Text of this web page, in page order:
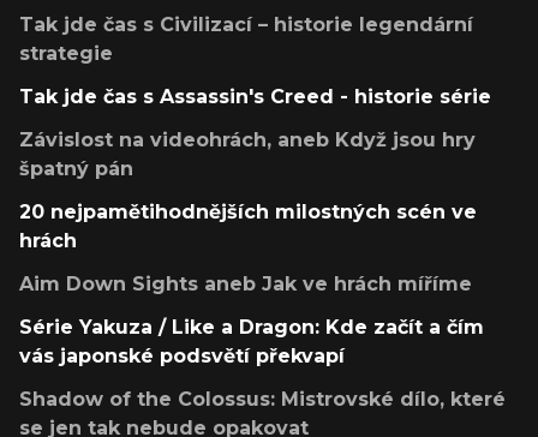
Tak jde čas s Civilizací – historie legendární
strategie
Tak jde čas s Assassin's Creed - historie série
Závislost na videohrách, aneb Když jsou hry
špatný pán
20 nejpamětihodnějších milostných scén ve
hrách
Aim Down Sights aneb Jak ve hrách míříme
Série Yakuza / Like a Dragon: Kde začít a čím
vás japonské podsvětí překvapí
Shadow of the Colossus: Mistrovské dílo, které
se jen tak nebude opakovat